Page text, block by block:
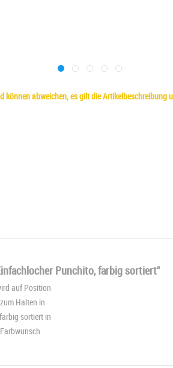
können abweichen, es gilt die Artikelbeschreibung
Punchito, farbig sortiert"
auf Position
Halten in
sortiert in